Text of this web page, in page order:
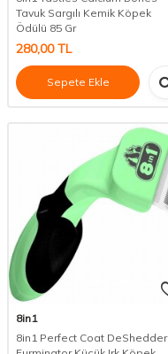
Tavuk Sargılı Kemik Köpek
Ödülü 85 Gr
280,00TL
Sepete Ekle
8in1
8in1 Perfect Coat DeShedder